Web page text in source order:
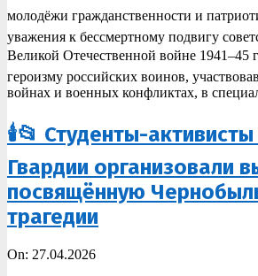
молодёжи гражданственности и
уважения к бессмертному подвигу
Великой Отечественной войне 1941–45
героизму российских воинов,
войнах и военных конфликтах, в
🕯️📂 Студенты-
Гвардии организовали
посвящённую
трагедии
2026-
On: 27.04.2026